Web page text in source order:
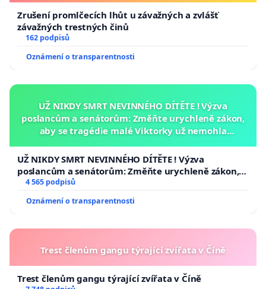
Zrušení promlčecích lhůt u závažných a zvlášť
závažných trestných činů
162 podpisů
Oznámení o transparentnosti
UŽ NIKDY SMRT NEVINNÉHO DÍTĚTE ! Výzva
poslancům a senátorům: Změňte urychleně zákon,
aby se tragédie malé Viktorky už nemohla
UŽ NIKDY SMRT NEVINNÉHO DÍTĚTE ! Výzva
poslancům a senátorům: Změňte urychleně zákon,
aby se tragédie malé Viktorky už nemohla opakovat!
4 565 podpisů
Oznámení o transparentnosti
Trest členům gangu týrající zvířata v Číně
Trest členům gangu týrající zvířata v Číně